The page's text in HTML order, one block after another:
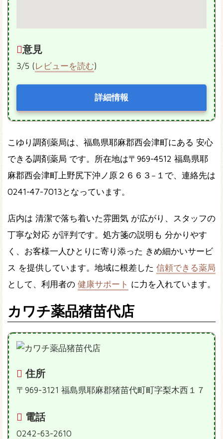
意見
3/5 (レビューを読む)
詳細情報
こゆり調剤薬局は、福島県耶麻郡西会津町にある 安心
できる調剤薬局 です。所在地は〒969-4512 福島県耶
麻郡西会津町上野尻下沖ノ原２６６３−１で、連絡先は
0241-47-7013となっています。
店内は 清潔で落ち着いた雰囲気 が広がり、スタッフの
丁寧な対応 が評判です。処方箋の説明も 分かりやす
く、お客様一人ひとりに寄り添った きめ細かいサービ
ス を提供しています。地域に根差した 信頼できる薬局
として、利用者の 健康サポート に力を入れています。
カワチ薬品猪苗代店
住所
〒969-3121 福島県耶麻郡猪苗代町町字梨木西１７
電話
0242-63-2610